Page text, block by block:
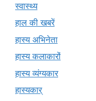
स्वास्थ्य
हाल की खबरें
हास्य अभिनेता
हास्य कलाकारों
हास्य व्यंग्यकार
हास्यकार्